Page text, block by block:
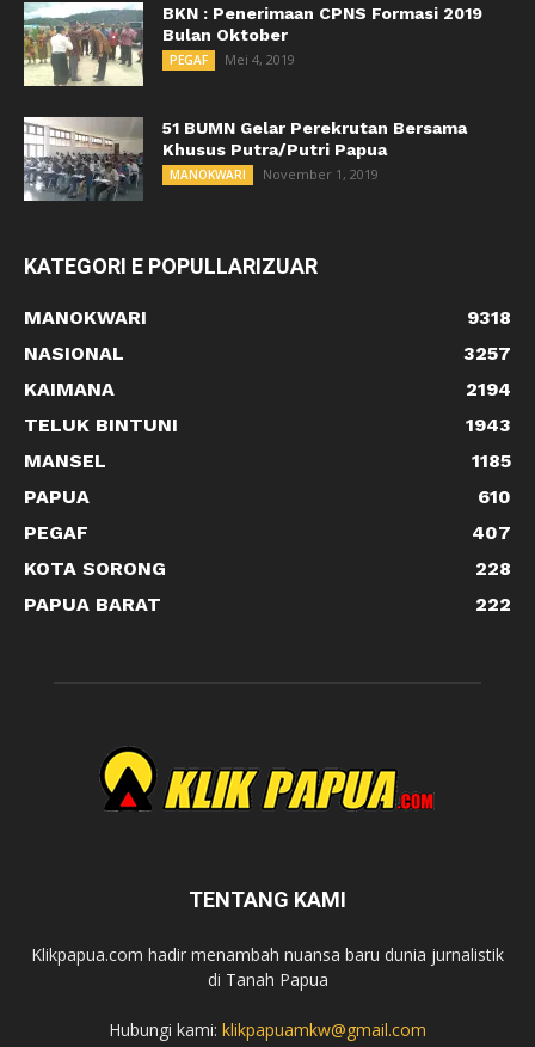
BKN : Penerimaan CPNS Formasi 2019
Bulan Oktober
PEGAF Mei 4, 2019
51 BUMN Gelar Perekrutan Bersama
Khusus Putra/Putri Papua
MANOKWARI November 1, 2019
KATEGORI E POPULLARIZUAR
MANOKWARI
9318
NASIONAL
3257
KAIMANA
2194
TELUK BINTUNI
1943
MANSEL
1185
PAPUA
610
PEGAF
407
KOTA SORONG
228
PAPUA BARAT
222
TENTANG KAMI
Klikpapua.com hadir menambah nuansa baru dunia jurnalistik
di Tanah Papua
Hubungi kami: klikpapuamkw@gmail.com